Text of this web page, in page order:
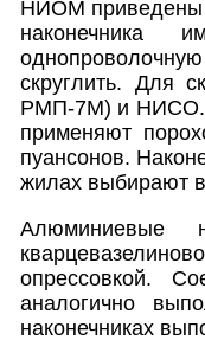
НИОМ приведены
наконечника
скруглить. Для
РМП-7М) и НИСО.
применяют
пуансонов.
жилах выбирают в
Алюминиевые
опрессовкой.
аналогично
наконечниках